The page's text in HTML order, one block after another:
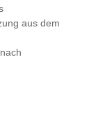
aus dem